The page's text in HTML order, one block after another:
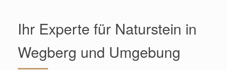
Ihr Experte für Naturstein in
Wegberg und Umgebung